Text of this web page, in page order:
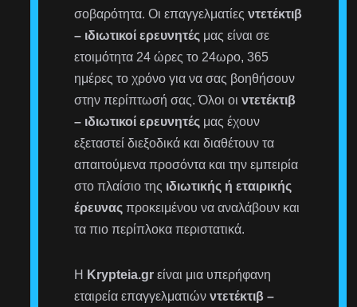
σοβαρότητα. Οι επαγγελματίεςντετέκτιβ
– ιδιωτικοί ερευνητές μας είναι σε
ετοιμότητα 24 ώρες το 24ωρο, 365
ημέρες το χρόνο για να σας βοηθήσουν
στην περίπτωσή σας. Όλοι οιντετέκτιβ
– ιδιωτικοί ερευνητές μας έχουν
εξεταστεί διεξοδικά και διαθέτουν τα
απαιτούμενα προσόντα και την εμπειρία
στο πλαίσιο της ιδιωτικής ή εταιρικής
έρευνας προκειμένου να αναλάβουν και
τα πιο περίπλοκα περιστατικά.
Η Krypteia.gr είναι μια υπερήφανη
εταιρεία επαγγελματιώνντετέκτιβ –